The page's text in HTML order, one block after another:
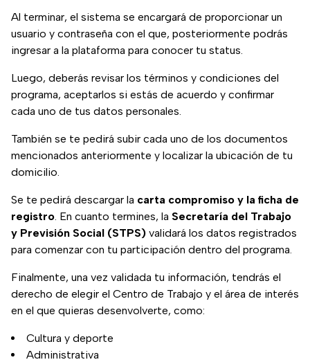
Al terminar, el sistema se encargará de proporcionar un
usuario y contraseña con el que, posteriormente podrás
ingresar a la plataforma para conocer tu status.
Luego, deberás revisar los términos y condiciones del
programa, aceptarlos si estás de acuerdo y confirmar
cada uno de tus datos personales.
También se te pedirá subir cada uno de los documentos
mencionados anteriormente y localizar la ubicación de tu
domicilio.
Se te pedirá descargar la carta compromiso y la ficha de
registro. En cuanto termines, la Secretaría del Trabajo
y Previsión Social (STPS) validará los datos registrados
para comenzar con tu participación dentro del programa.
Finalmente, una vez validada tu información, tendrás el
derecho de elegir el Centro de Trabajo y el área de interés
en el que quieras desenvolverte, como:
Cultura y deporte
Administrativa